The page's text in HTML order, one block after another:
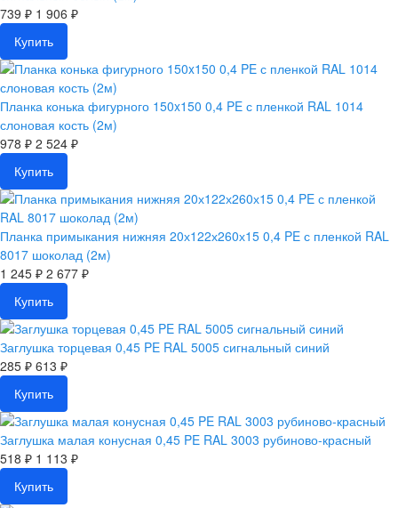
739 ₽ 1 906 ₽
Купить
Планка конька фигурного 150x150 0,4 PE с пленкой RAL 1014
слоновая кость (2м)
978 ₽ 2 524 ₽
Купить
Планка примыкания нижняя 20х122х260х15 0,4 PE с пленкой RAL
8017 шоколад (2м)
1 245 ₽ 2 677 ₽
Купить
Заглушка торцевая 0,45 PE RAL 5005 сигнальный синий
285 ₽ 613 ₽
Купить
Заглушка малая конусная 0,45 PE RAL 3003 рубиново-красный
518 ₽ 1 113 ₽
Купить